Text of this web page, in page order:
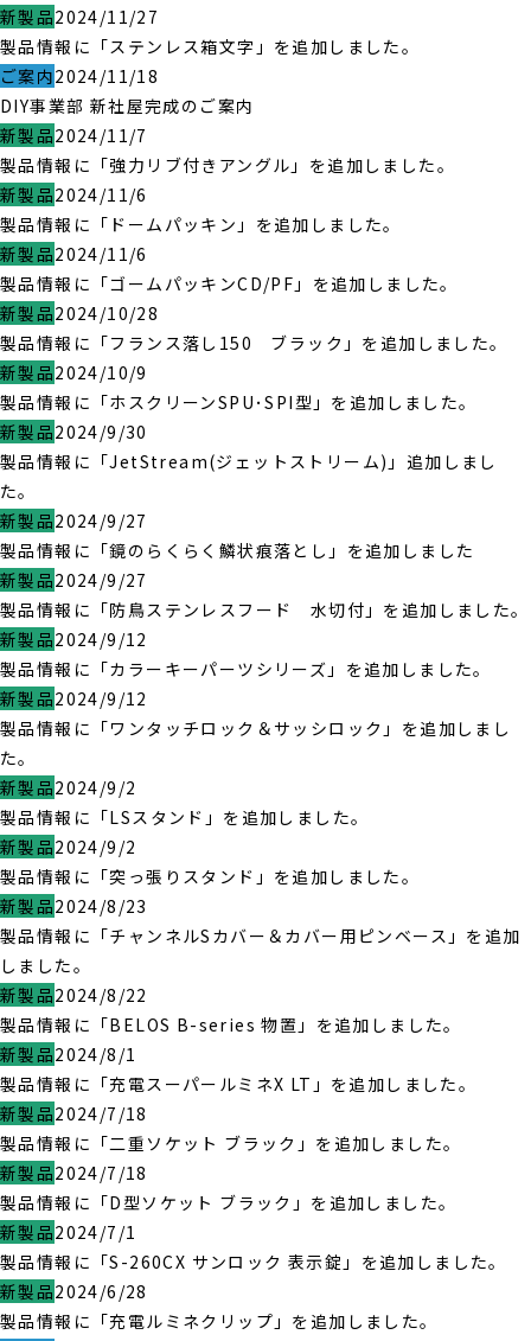
新製品2024/11/27
製品情報に「ステンレス箱文字」を追加しました。
ご案内2024/11/18
DIY事業部 新社屋完成のご案内
新製品2024/11/7
製品情報に「強力リブ付きアングル」を追加しました。
新製品2024/11/6
製品情報に「ドームパッキン」を追加しました。
新製品2024/11/6
製品情報に「ゴームパッキンCD/PF」を追加しました。
新製品2024/10/28
製品情報に「フランス落し150 ブラック」を追加しました。
新製品2024/10/9
製品情報に「ホスクリーンSPU･SPI型」を追加しました。
新製品2024/9/30
製品情報に「JetStream(ジェットストリーム)」追加しまし
た。
新製品2024/9/27
製品情報に「鏡のらくらく鱗状痕落とし」を追加しました
新製品2024/9/27
製品情報に「防鳥ステンレスフード 水切付」を追加しました。
新製品2024/9/12
製品情報に「カラーキーパーツシリーズ」を追加しました。
新製品2024/9/12
製品情報に「ワンタッチロック＆サッシロック」を追加しまし
た。
新製品2024/9/2
製品情報に「LSスタンド」を追加しました。
新製品2024/9/2
製品情報に「突っ張りスタンド」を追加しました。
新製品2024/8/23
製品情報に「チャンネルSカバー＆カバー用ピンベース」を追加
しました。
新製品2024/8/22
製品情報に「BELOS B-series 物置」を追加しました。
新製品2024/8/1
製品情報に「充電スーパールミネX LT」を追加しました。
新製品2024/7/18
製品情報に「二重ソケット ブラック」を追加しました。
新製品2024/7/18
製品情報に「D型ソケット ブラック」を追加しました。
新製品2024/7/1
製品情報に「S-260CX サンロック 表示錠」を追加しました。
新製品2024/6/28
製品情報に「充電ルミネクリップ」を追加しました。